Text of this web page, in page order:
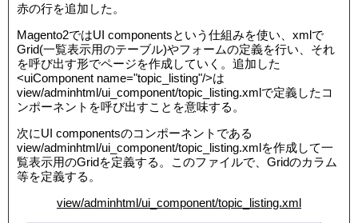
赤の行を追加した。
Magento2ではUI componentsという仕組みを使い、xmlで
Grid(一覧表示用のテーブル)やフォームの定義を行い、それ
を呼び出す形でページを作成していく。追加した
<uiComponent name="topic_listing"/>は
view/adminhtml/ui_component/topic_listing.xmlで定義したコ
ンポーネントを呼び出すことを意味する。
次にUI componentsのコンポーネントである
view/adminhtml/ui_component/topic_listing.xmlを作成して一
覧表示用のGridを定義する。このファイルで、Gridのカラム
等を定義する。
view/adminhtml/ui_component/topic_listing.xml